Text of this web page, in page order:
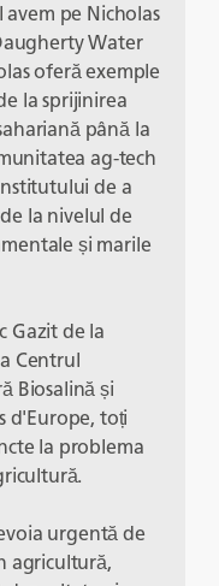
pe Nicholas
Water
oferă exemple
la sprijinirea
până la
ag-tech
de a
la nivelul de
și marile
Gazit de la
Centrul
Biosalină și
d'Europe, toți
la problema
urgentă de
agricultură,